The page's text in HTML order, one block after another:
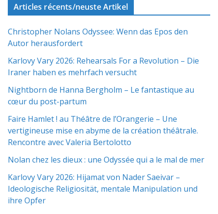
Articles récents/neuste Artikel
Christopher Nolans Odyssee: Wenn das Epos den
Autor herausfordert
Karlovy Vary 2026: Rehearsals For a Revolution – Die
Iraner haben es mehrfach versucht
Nightborn de Hanna Bergholm – Le fantastique au
cœur du post-partum
Faire Hamlet ! au Théâtre de l’Orangerie – Une
vertigineuse mise en abyme de la création théâtrale.
Rencontre avec Valeria Bertolotto
Nolan chez les dieux : une Odyssée qui a le mal de mer
Karlovy Vary 2026: Hijamat von Nader Saeivar​​ –
Ideologische Religiosität, mentale Manipulation und
ihre Opfer